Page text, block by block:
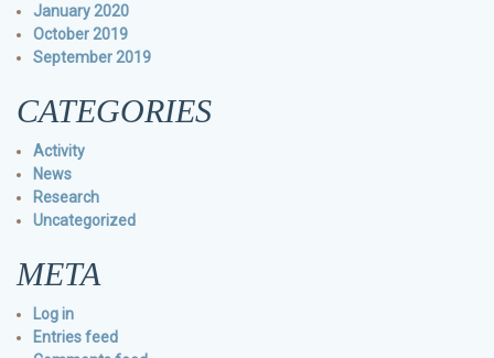
January 2020
October 2019
September 2019
CATEGORIES
Activity
News
Research
Uncategorized
META
Log in
Entries feed